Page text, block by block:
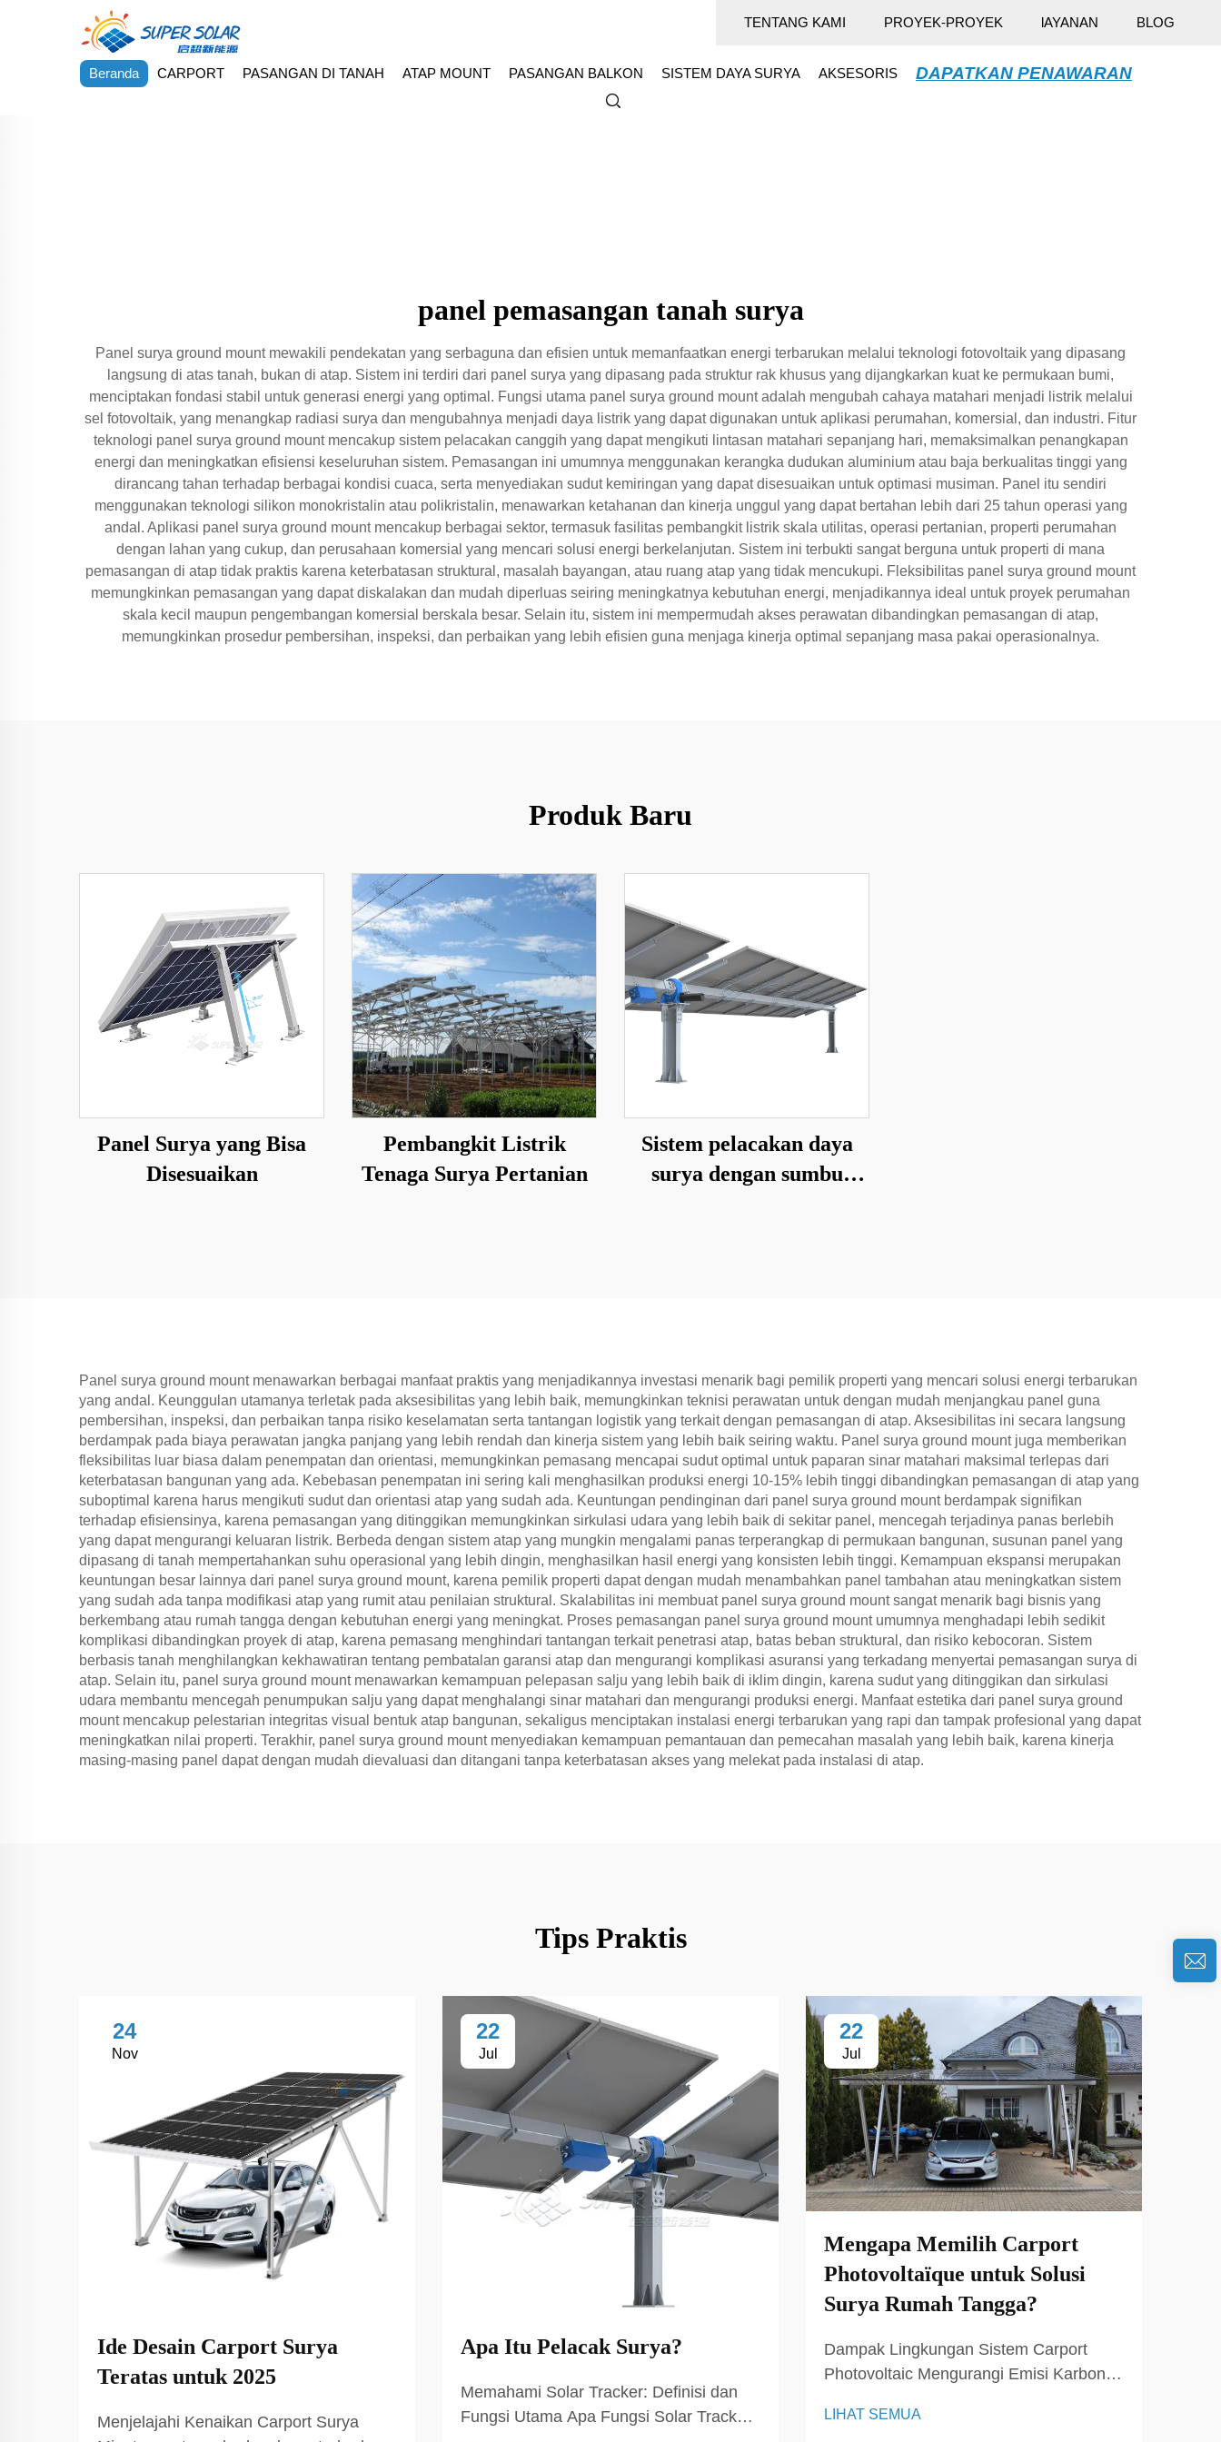
TENTANG KAMI PROYEK-PROYEK lAYANAN BLOG
Beranda CARPORT PASANGAN DI TANAH ATAP MOUNT PASANGAN BALKON SISTEM DAYA SURYA AKSESORIS DAPATKAN PENAWARAN
panel pemasangan tanah surya
Panel surya ground mount mewakili pendekatan yang serbaguna dan efisien untuk memanfaatkan energi terbarukan melalui teknologi fotovoltaik yang dipasang
langsung di atas tanah, bukan di atap. Sistem ini terdiri dari panel surya yang dipasang pada struktur rak khusus yang dijangkarkan kuat ke permukaan bumi,
menciptakan fondasi stabil untuk generasi energi yang optimal. Fungsi utama panel surya ground mount adalah mengubah cahaya matahari menjadi listrik melalui
sel fotovoltaik, yang menangkap radiasi surya dan mengubahnya menjadi daya listrik yang dapat digunakan untuk aplikasi perumahan, komersial, dan industri. Fitur
teknologi panel surya ground mount mencakup sistem pelacakan canggih yang dapat mengikuti lintasan matahari sepanjang hari, memaksimalkan penangkapan
energi dan meningkatkan efisiensi keseluruhan sistem. Pemasangan ini umumnya menggunakan kerangka dudukan aluminium atau baja berkualitas tinggi yang
dirancang tahan terhadap berbagai kondisi cuaca, serta menyediakan sudut kemiringan yang dapat disesuaikan untuk optimasi musiman. Panel itu sendiri
menggunakan teknologi silikon monokristalin atau polikristalin, menawarkan ketahanan dan kinerja unggul yang dapat bertahan lebih dari 25 tahun operasi yang
andal. Aplikasi panel surya ground mount mencakup berbagai sektor, termasuk fasilitas pembangkit listrik skala utilitas, operasi pertanian, properti perumahan
dengan lahan yang cukup, dan perusahaan komersial yang mencari solusi energi berkelanjutan. Sistem ini terbukti sangat berguna untuk properti di mana
pemasangan di atap tidak praktis karena keterbatasan struktural, masalah bayangan, atau ruang atap yang tidak mencukupi. Fleksibilitas panel surya ground mount
memungkinkan pemasangan yang dapat diskalakan dan mudah diperluas seiring meningkatnya kebutuhan energi, menjadikannya ideal untuk proyek perumahan
skala kecil maupun pengembangan komersial berskala besar. Selain itu, sistem ini mempermudah akses perawatan dibandingkan pemasangan di atap,
memungkinkan prosedur pembersihan, inspeksi, dan perbaikan yang lebih efisien guna menjaga kinerja optimal sepanjang masa pakai operasionalnya.
Produk Baru
Panel Surya yang Bisa
Disesuaikan
Pembangkit Listrik
Tenaga Surya Pertanian
Sistem pelacakan daya
surya dengan sumbu
Panel surya ground mount menawarkan berbagai manfaat praktis yang menjadikannya investasi menarik bagi pemilik properti yang mencari solusi energi terbarukan
yang andal. Keunggulan utamanya terletak pada aksesibilitas yang lebih baik, memungkinkan teknisi perawatan untuk dengan mudah menjangkau panel guna
pembersihan, inspeksi, dan perbaikan tanpa risiko keselamatan serta tantangan logistik yang terkait dengan pemasangan di atap. Aksesibilitas ini secara langsung
berdampak pada biaya perawatan jangka panjang yang lebih rendah dan kinerja sistem yang lebih baik seiring waktu. Panel surya ground mount juga memberikan
fleksibilitas luar biasa dalam penempatan dan orientasi, memungkinkan pemasang mencapai sudut optimal untuk paparan sinar matahari maksimal terlepas dari
keterbatasan bangunan yang ada. Kebebasan penempatan ini sering kali menghasilkan produksi energi 10-15% lebih tinggi dibandingkan pemasangan di atap yang
suboptimal karena harus mengikuti sudut dan orientasi atap yang sudah ada. Keuntungan pendinginan dari panel surya ground mount berdampak signifikan
terhadap efisiensinya, karena pemasangan yang ditinggikan memungkinkan sirkulasi udara yang lebih baik di sekitar panel, mencegah terjadinya panas berlebih
yang dapat mengurangi keluaran listrik. Berbeda dengan sistem atap yang mungkin mengalami panas terperangkap di permukaan bangunan, susunan panel yang
dipasang di tanah mempertahankan suhu operasional yang lebih dingin, menghasilkan hasil energi yang konsisten lebih tinggi. Kemampuan ekspansi merupakan
keuntungan besar lainnya dari panel surya ground mount, karena pemilik properti dapat dengan mudah menambahkan panel tambahan atau meningkatkan sistem
yang sudah ada tanpa modifikasi atap yang rumit atau penilaian struktural. Skalabilitas ini membuat panel surya ground mount sangat menarik bagi bisnis yang
berkembang atau rumah tangga dengan kebutuhan energi yang meningkat. Proses pemasangan panel surya ground mount umumnya menghadapi lebih sedikit
komplikasi dibandingkan proyek di atap, karena pemasang menghindari tantangan terkait penetrasi atap, batas beban struktural, dan risiko kebocoran. Sistem
berbasis tanah menghilangkan kekhawatiran tentang pembatalan garansi atap dan mengurangi komplikasi asuransi yang terkadang menyertai pemasangan surya di
atap. Selain itu, panel surya ground mount menawarkan kemampuan pelepasan salju yang lebih baik di iklim dingin, karena sudut yang ditinggikan dan sirkulasi
udara membantu mencegah penumpukan salju yang dapat menghalangi sinar matahari dan mengurangi produksi energi. Manfaat estetika dari panel surya ground
mount mencakup pelestarian integritas visual bentuk atap bangunan, sekaligus menciptakan instalasi energi terbarukan yang rapi dan tampak profesional yang dapat
meningkatkan nilai properti. Terakhir, panel surya ground mount menyediakan kemampuan pemantauan dan pemecahan masalah yang lebih baik, karena kinerja
masing-masing panel dapat dengan mudah dievaluasi dan ditangani tanpa keterbatasan akses yang melekat pada instalasi di atap.
Tips Praktis
24
Nov
Ide Desain Carport Surya
Teratas untuk 2025
Menjelajahi Kenaikan Carport Surya
22
Jul
Apa Itu Pelacak Surya?
Memahami Solar Tracker: Definisi dan
Fungsi Utama Apa Fungsi Solar Tracker?
22
Jul
Mengapa Memilih Carport
Photovoltaïque untuk Solusi
Surya Rumah Tangga?
Dampak Lingkungan Sistem Carport
Photovoltaic Mengurangi Emisi Karbon
photovoltaic berperan penting dalam
LIHAT SEMUA